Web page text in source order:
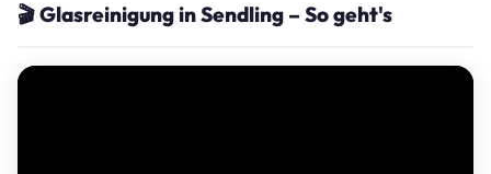
🎬 Glasreinigung in Sendling – So geht's